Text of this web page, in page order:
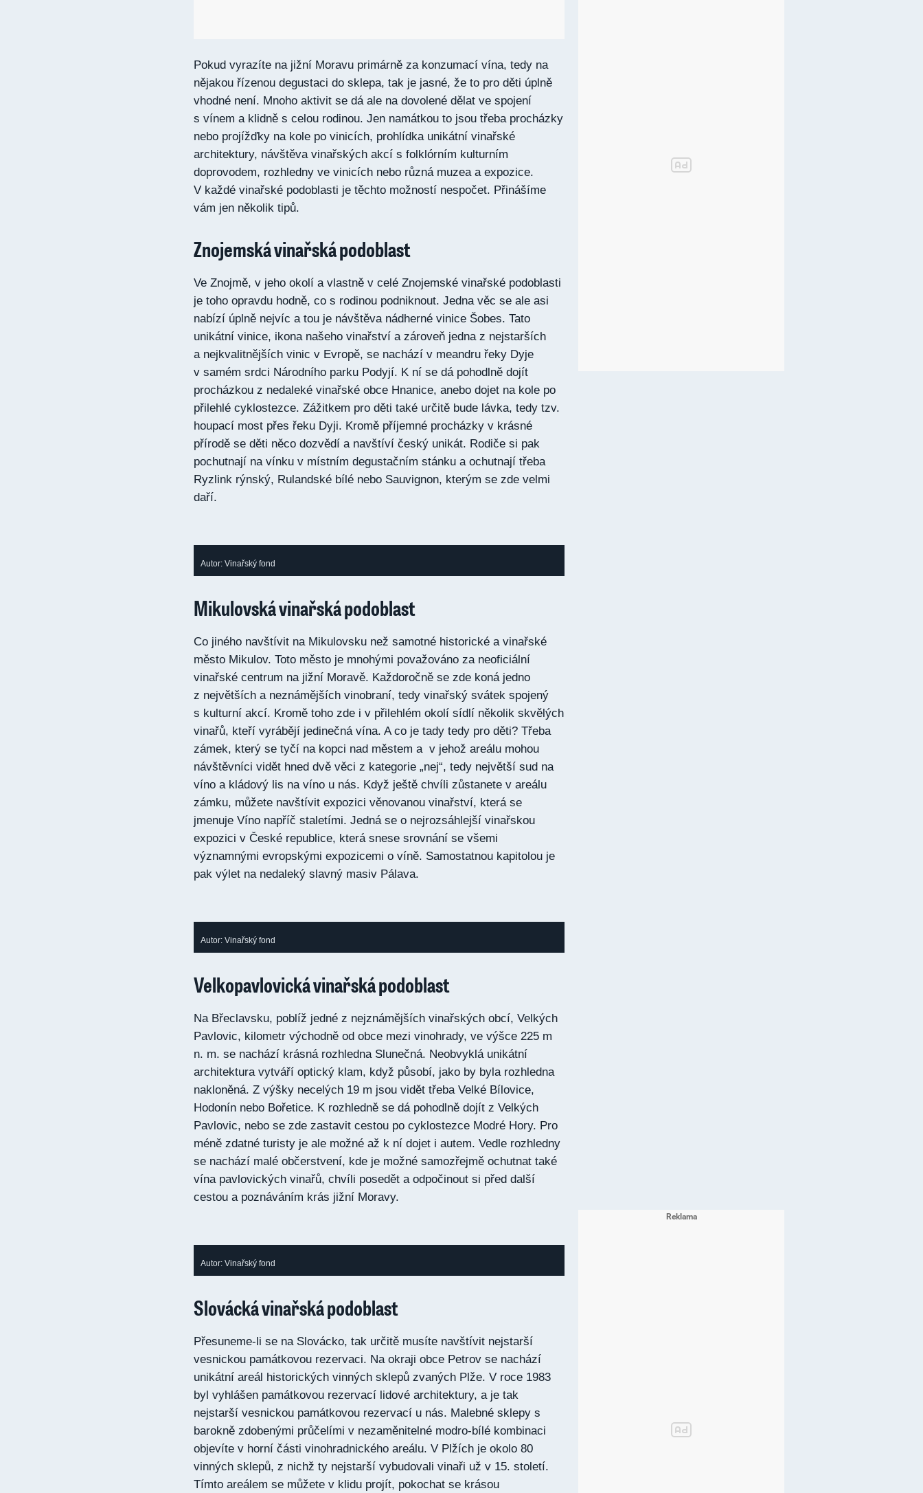
Pokud vyrazíte na jižní Moravu primárně za konzumací vína, tedy na
nějakou řízenou degustaci do sklepa, tak je jasné, že to pro děti úplně
vhodné není. Mnoho aktivit se dá ale na dovolené dělat ve spojení
s vínem a klidně s celou rodinou. Jen namátkou to jsou třeba procházky
nebo projížďky na kole po vinicích, prohlídka unikátní vinařské
architektury, návštěva vinařských akcí s folklórním kulturním
doprovodem, rozhledny ve vinicích nebo různá muzea a expozice.
V každé vinařské podoblasti je těchto možností nespočet. Přinášíme
vám jen několik tipů.
Znojemská vinařská podoblast
Ve Znojmě, v jeho okolí a vlastně v celé Znojemské vinařské podoblasti
je toho opravdu hodně, co s rodinou podniknout. Jedna věc se ale asi
nabízí úplně nejvíc a tou je návštěva nádherné vinice Šobes. Tato
unikátní vinice, ikona našeho vinařství a zároveň jedna z nejstarších
a nejkvalitnějších vinic v Evropě, se nachází v meandru řeky Dyje
v samém srdci Národního parku Podyjí. K ní se dá pohodlně dojít
procházkou z nedaleké vinařské obce Hnanice, anebo dojet na kole po
přilehlé cyklostezce. Zážitkem pro děti také určitě bude lávka, tedy tzv.
houpací most přes řeku Dyji. Kromě příjemné procházky v krásné
přírodě se děti něco dozvědí a navštíví český unikát. Rodiče si pak
pochutnají na vínku v místním degustačním stánku a ochutnají třeba
Ryzlink rýnský, Rulandské bílé nebo Sauvignon, kterým se zde velmi
daří.
Autor: Vinařský fond
Mikulovská vinařská podoblast
Co jiného navštívit na Mikulovsku než samotné historické a vinařské
město Mikulov. Toto město je mnohými považováno za neoficiální
vinařské centrum na jižní Moravě. Každoročně se zde koná jedno
z největších a neznámějších vinobraní, tedy vinařský svátek spojený
s kulturní akcí. Kromě toho zde i v přilehlém okolí sídlí několik skvělých
vinařů, kteří vyrábějí jedinečná vína. A co je tady tedy pro děti? Třeba
zámek, který se tyčí na kopci nad městem a v jehož areálu mohou
návštěvníci vidět hned dvě věci z kategorie „nej“, tedy největší sud na
víno a kládový lis na víno u nás. Když ještě chvíli zůstanete v areálu
zámku, můžete navštívit expozici věnovanou vinařství, která se
jmenuje Víno napříč staletími. Jedná se o nejrozsáhlejší vinařskou
expozici v České republice, která snese srovnání se všemi
významnými evropskými expozicemi o víně. Samostatnou kapitolou je
pak výlet na nedaleký slavný masiv Pálava.
Autor: Vinařský fond
Velkopavlovická vinařská podoblast
Na Břeclavsku, poblíž jedné z nejznámějších vinařských obcí, Velkých
Pavlovic, kilometr východně od obce mezi vinohrady, ve výšce 225 m
n. m. se nachází krásná rozhledna Slunečná. Neobvyklá unikátní
architektura vytváří optický klam, když působí, jako by byla rozhledna
nakloněná. Z výšky necelých 19 m jsou vidět třeba Velké Bílovice,
Hodonín nebo Bořetice. K rozhledně se dá pohodlně dojít z Velkých
Pavlovic, nebo se zde zastavit cestou po cyklostezce Modré Hory. Pro
méně zdatné turisty je ale možné až k ní dojet i autem. Vedle rozhledny
se nachází malé občerstvení, kde je možné samozřejmě ochutnat také
vína pavlovických vinařů, chvíli posedět a odpočinout si před další
cestou a poznáváním krás jižní Moravy.
Autor: Vinařský fond
Slovácká vinařská podoblast
Přesuneme-li se na Slovácko, tak určitě musíte navštívit nejstarší
vesnickou památkovou rezervaci. Na okraji obce Petrov se nachází
unikátní areál historických vinných sklepů zvaných Plže. V roce 1983
byl vyhlášen památkovou rezervací lidové architektury, a je tak
nejstarší vesnickou památkovou rezervací u nás. Malebné sklepy s
barokně zdobenými průčelími v nezaměnitelné modro-bílé kombinaci
objevíte v horní části vinohradnického areálu. V Plžích je okolo 80
vinných sklepů, z nichž ty nejstarší vybudovali vinaři už v 15. století.
Tímto areálem se můžete v klidu projít, pokochat se krásou